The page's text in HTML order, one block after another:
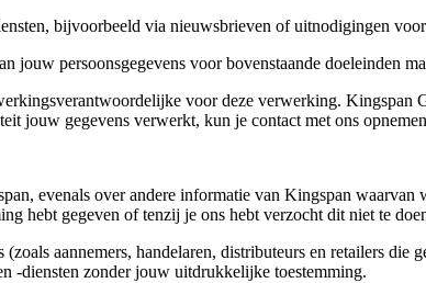
bijvoorbeeld via nieuwsbrieven of uitnodigingen
jouw persoonsgegevens voor bovenstaande doeleinden
voor deze verwerking. Kingspan
jouw gegevens verwerkt, kun je contact met ons
evenals over andere informatie van Kingspan
hebt gegeven of tenzij je ons hebt verzocht dit niet te
aannemers, handelaren, distributeurs en retailers
‑diensten zonder jouw uitdrukkelijke toestemming.